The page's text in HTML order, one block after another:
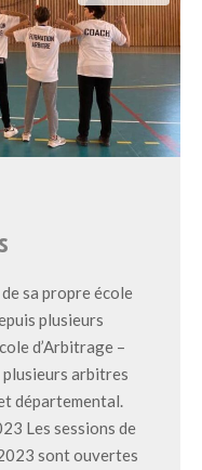
sa propre école
plusieurs
d’Arbitrage –
plusieurs arbitres
départemental.
Les sessions de
sont ouvertes